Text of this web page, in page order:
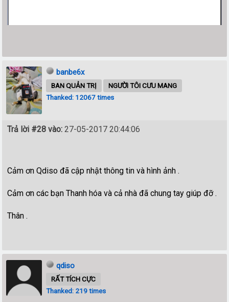
banbe6x
BAN QUẢN TRỊ
NGƯỜI TÔI CƯU MANG
Thanked: 12067 times
Trả lời #28 vào: 27-05-2017 20:44:06
Cảm ơn Qdiso đã cập nhật thông tin và hình ảnh .
Cảm ơn các bạn Thanh hóa và cả nhà đã chung tay giúp đỡ .
Thân .
qdiso
RẤT TÍCH CỰC
Thanked: 219 times